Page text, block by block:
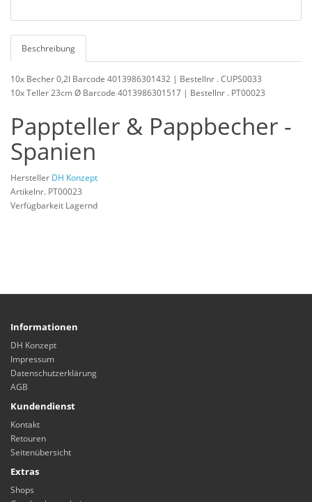
Beschreibung
10x Becher 0,2l Barcode 4013986301432 | Bestellnr . CUPS0033
10x Teller 23cm Ø Barcode 4013986301517 | Bestellnr . PT00023
Pappteller & Pappbecher -
Spanien
Hersteller DH Konzept
Artikelnr. PT00023
Verfügbarkeit Lagernd
Informationen
DH Konzept
Impressum
Datenschutzerklärung
AGB
Kundendienst
Kontakt
Retouren
Seitenübersicht
Extras
Shops